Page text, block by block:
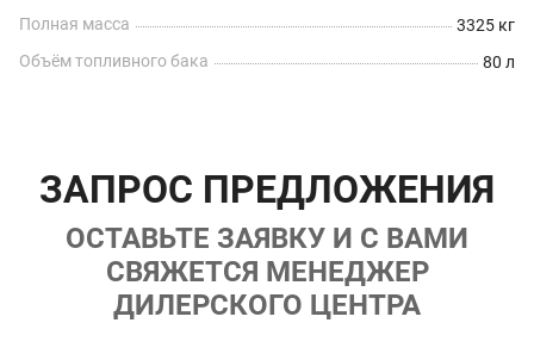
Полная масса
3325 кг
Объём топливного бака
80 л
ЗАПРОС ПРЕДЛОЖЕНИЯ
ОСТАВЬТЕ ЗАЯВКУ И С ВАМИ
СВЯЖЕТСЯ МЕНЕДЖЕР
ДИЛЕРСКОГО ЦЕНТРА